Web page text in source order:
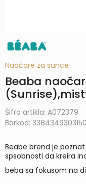
Naočare za sunce
Beaba
Šifra artikla: A072379
Barkod: 3384349303150
Beabe brend je
spsobnosti da kreira
beba sa fokusom na